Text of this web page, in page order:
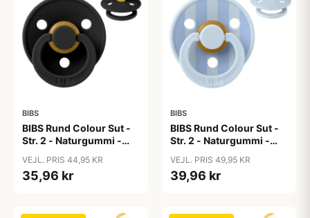
BIBS
BIBS Rund Colour Sut -
Str. 2 - Naturgummi -
VEJL. PRIS 44,95 KR
35,96 kr
BIBS
BIBS Rund Colour Sut -
Str. 2 - Naturgummi -
Blue/Dusty Blue
VEJL. PRIS 49,95 KR
39,96 kr